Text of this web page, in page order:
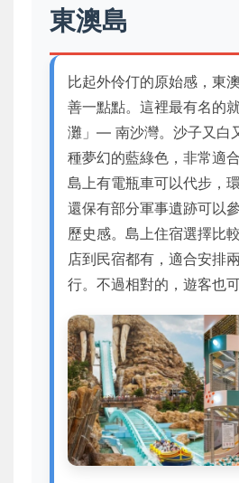
東澳島
比起外伶仃的原始感，東
善一點點。這裡最有名的
灘」— 南沙灣。沙子又白
種夢幻的藍綠色，非常適
島上有電瓶車可以代步，
還保有部分軍事遺跡可以
歷史感。島上住宿選擇比
店到民宿都有，適合安排
行。不過相對的，遊客也